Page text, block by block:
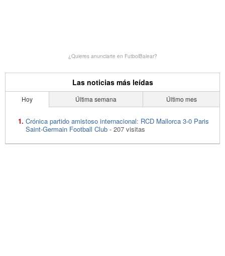
¿Quieres anunciarte en FutbolBalear?
Las noticias más leídas
Hoy Última semana Último mes
Crónica partido amistoso internacional: RCD Mallorca 3-0 Paris
Saint-Germain Football Club - 207 visitas